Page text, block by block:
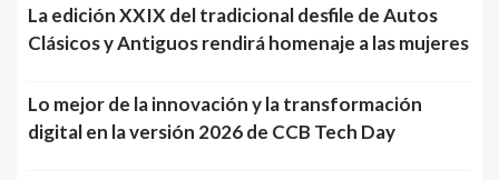
La edición XXIX del tradicional desfile de Autos
Clásicos y Antiguos rendirá homenaje a las mujeres
Lo mejor de la innovación y la transformación
digital en la versión 2026 de CCB Tech Day